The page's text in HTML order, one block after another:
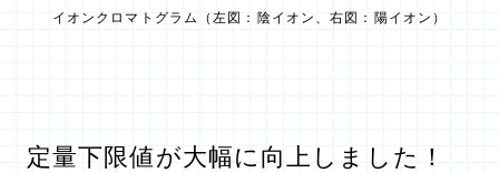
イオンクロマトグラム（左図：陰イオン、右図：陽イオン）
定量下限値が大幅に向上しました！